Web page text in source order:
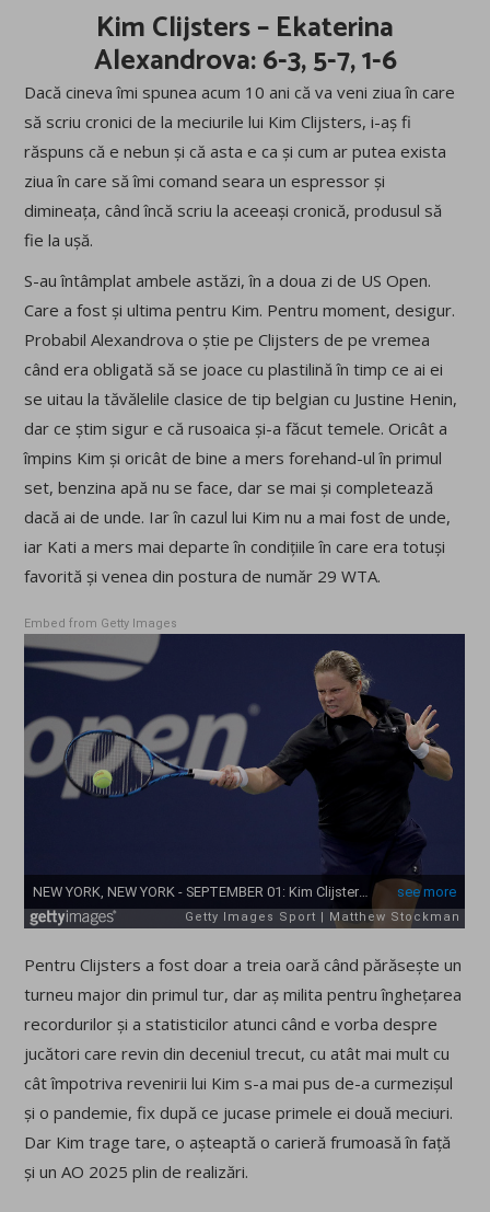
Kim Clijsters – Ekaterina
Alexandrova: 6-3, 5-7, 1-6
Dacă cineva îmi spunea acum 10 ani că va veni ziua în care
să scriu cronici de la meciurile lui Kim Clijsters, i-aș fi
răspuns că e nebun și că asta e ca și cum ar putea exista
ziua în care să îmi comand seara un espressor și
dimineața, când încă scriu la aceeași cronică, produsul să
fie la ușă.
S-au întâmplat ambele astăzi, în a doua zi de US Open.
Care a fost și ultima pentru Kim. Pentru moment, desigur.
Probabil Alexandrova o știe pe Clijsters de pe vremea
când era obligată să se joace cu plastilină în timp ce ai ei
se uitau la tăvălelile clasice de tip belgian cu Justine Henin,
dar ce știm sigur e că rusoaica și-a făcut temele. Oricât a
împins Kim și oricât de bine a mers forehand-ul în primul
set, benzina apă nu se face, dar se mai și completează
dacă ai de unde. Iar în cazul lui Kim nu a mai fost de unde,
iar Kati a mers mai departe în condițiile în care era totuși
favorită și venea din postura de număr 29 WTA.
Embed from Getty Images
Pentru Clijsters a fost doar a treia oară când părăsește un
turneu major din primul tur, dar aș milita pentru înghețarea
recordurilor și a statisticilor atunci când e vorba despre
jucători care revin din deceniul trecut, cu atât mai mult cu
cât împotriva revenirii lui Kim s-a mai pus de-a curmezișul
și o pandemie, fix după ce jucase primele ei două meciuri.
Dar Kim trage tare, o așteaptă o carieră frumoasă în față
și un AO 2025 plin de realizări.